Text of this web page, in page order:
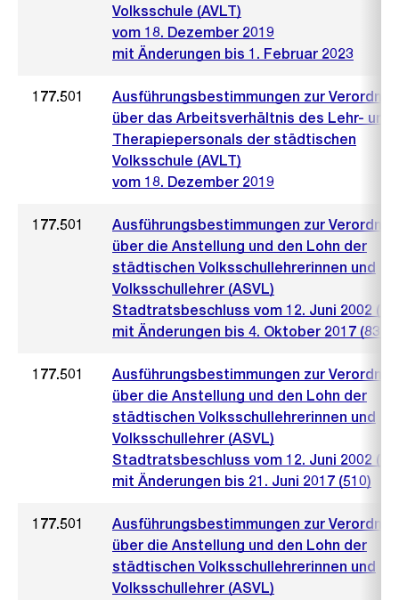
Volksschule (AVLT)
vom 18. Dezember 2019
mit Änderungen bis 1. Februar 2023
177.501
Ausführungsbestimmungen zur
über das Arbeitsverhältnis des Lehr- und
Therapiepersonals der städtischen
Volksschule (AVLT)
vom 18. Dezember 2019
177.501
Ausführungsbestimmungen zur
über die Anstellung und den Lohn der
städtischen Volksschullehrerinnen und
Volksschullehrer (ASVL)
Stadtratsbeschluss vom 12. Juni 2002
mit Änderungen bis 4. Oktober 2017 (839)
177.501
Ausführungsbestimmungen zur
über die Anstellung und den Lohn der
städtischen Volksschullehrerinnen und
Volksschullehrer (ASVL)
Stadtratsbeschluss vom 12. Juni 2002
mit Änderungen bis 21. Juni 2017 (510)
177.501
Ausführungsbestimmungen zur
über die Anstellung und den Lohn der
städtischen Volksschullehrerinnen und
Volksschullehrer (ASVL)